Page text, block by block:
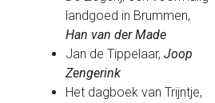
landgoed in Brummen,
Han van der Made
Jan de Tippelaar,Joop
Zengerink
Het dagboek van Trijntje,